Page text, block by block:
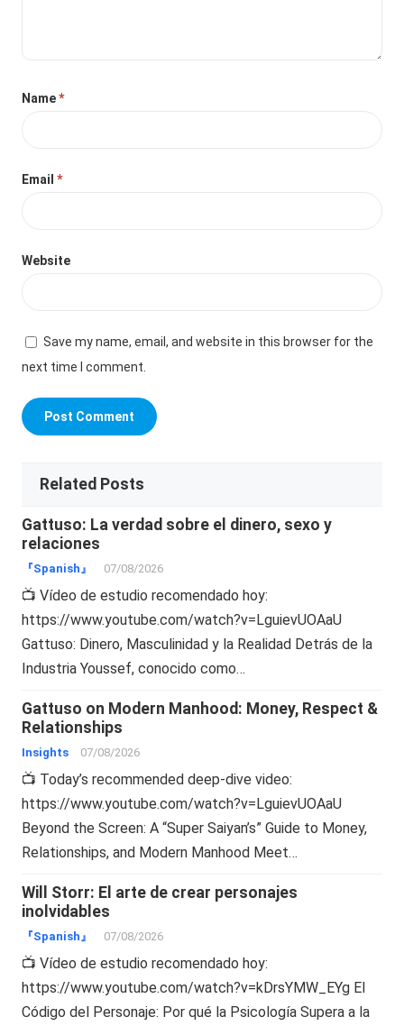
Name*
Email*
Website
Save my name, email, and website in this browser for the
next time I comment.
Related Posts
Gattuso: La verdad sobre el dinero, sexo y
relaciones
『Spanish』 07/08/2026
📺 Vídeo de estudio recomendado hoy:
https://www.youtube.com/watch?v=LguievUOAaU
Gattuso: Dinero, Masculinidad y la Realidad Detrás de la
Industria Youssef, conocido como…
Gattuso on Modern Manhood: Money, Respect &
Relationships
Insights 07/08/2026
📺 Today’s recommended deep-dive video:
https://www.youtube.com/watch?v=LguievUOAaU
Beyond the Screen: A “Super Saiyan’s” Guide to Money,
Relationships, and Modern Manhood Meet…
Will Storr: El arte de crear personajes
inolvidables
『Spanish』 07/08/2026
📺 Vídeo de estudio recomendado hoy:
https://www.youtube.com/watch?v=kDrsYMW_EYg El
Código del Personaje: Por qué la Psicología Supera a la